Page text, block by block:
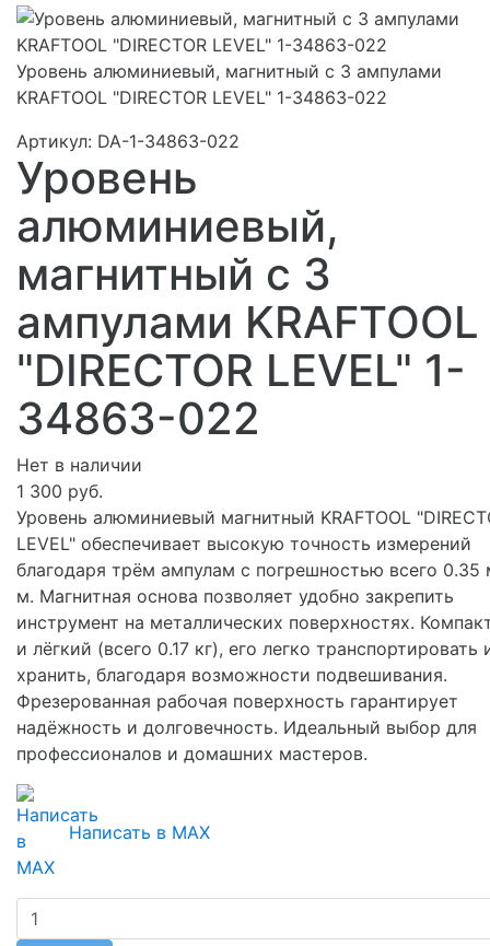
Уровень алюминиевый, магнитный с 3 ампулами
KRAFTOOL "DIRECTOR LEVEL" 1-34863-022
Артикул: DA-1-34863-022
Уровень
алюминиевый,
магнитный с 3
ампулами KRAFTOOL
"DIRECTOR LEVEL" 1-
34863-022
Нет в наличии
1 300 руб.
Уровень алюминиевый магнитный KRAFTOOL
LEVEL" обеспечивает высокую точность измерений
благодаря трём ампулам с погрешностью всего
м. Магнитная основа позволяет удобно закрепить
инструмент на металлических поверхностях.
и лёгкий (всего 0.17 кг), его легко транспортировать
хранить, благодаря возможности подвешивания.
Фрезерованная рабочая поверхность гарантирует
надёжность и долговечность. Идеальный выбор для
профессионалов и домашних мастеров.
Написать в MAX